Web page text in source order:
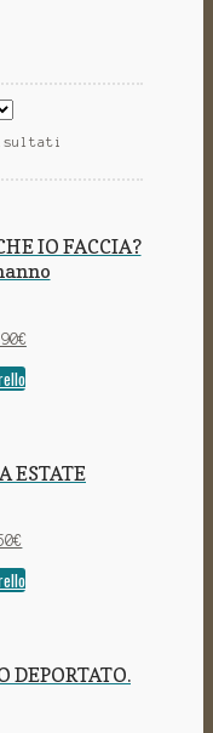
IO FACCIA?
€
ESTATE
€
DEPORTATO.